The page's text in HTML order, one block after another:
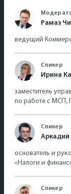
Рамаз
ведущий
Спикер
Ирина
заместитель
по работе с МСП,
Спикер
Аркадий
основатель и
«Налоги и
Спикер